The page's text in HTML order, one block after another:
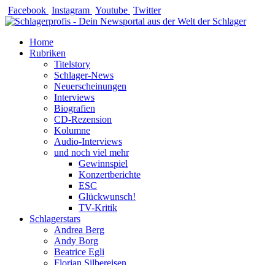
Zum
Inhalt
Facebook Instagram Youtube Twitter
Home
Rubriken
Titelstory
Schlager-News
Neuerscheinungen
Interviews
Biografien
CD-Rezension
Kolumne
Audio-Interviews
und noch viel mehr
Gewinnspiel
Konzertberichte
ESC
Glückwunsch!
TV-Kritik
Schlagerstars
Andrea Berg
Andy Borg
Beatrice Egli
Florian Silbereisen